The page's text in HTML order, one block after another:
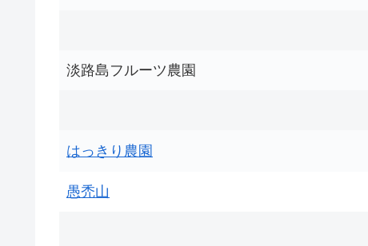
淡路島フルーツ農園
はっきり農園
愚禿山